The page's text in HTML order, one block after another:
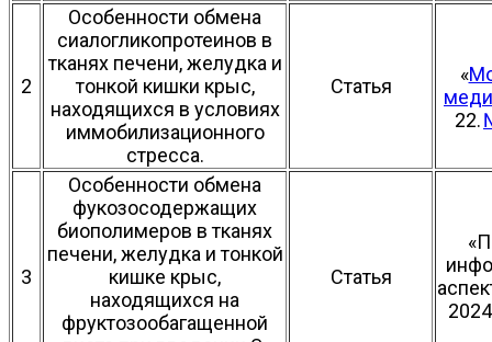
2
Особенности обмена
сиалогликопротеинов в
тканях печени, желудка и
тонкой кишки крыс,
находящихся в условиях
иммобилизационного
стресса.
Статья
«
22.
3
Особенности обмена
фукозосодержащих
биополимеров в тканях
печени, желудка и тонкой
кишке крыс,
находящихся на
фруктозообагащенной
Статья